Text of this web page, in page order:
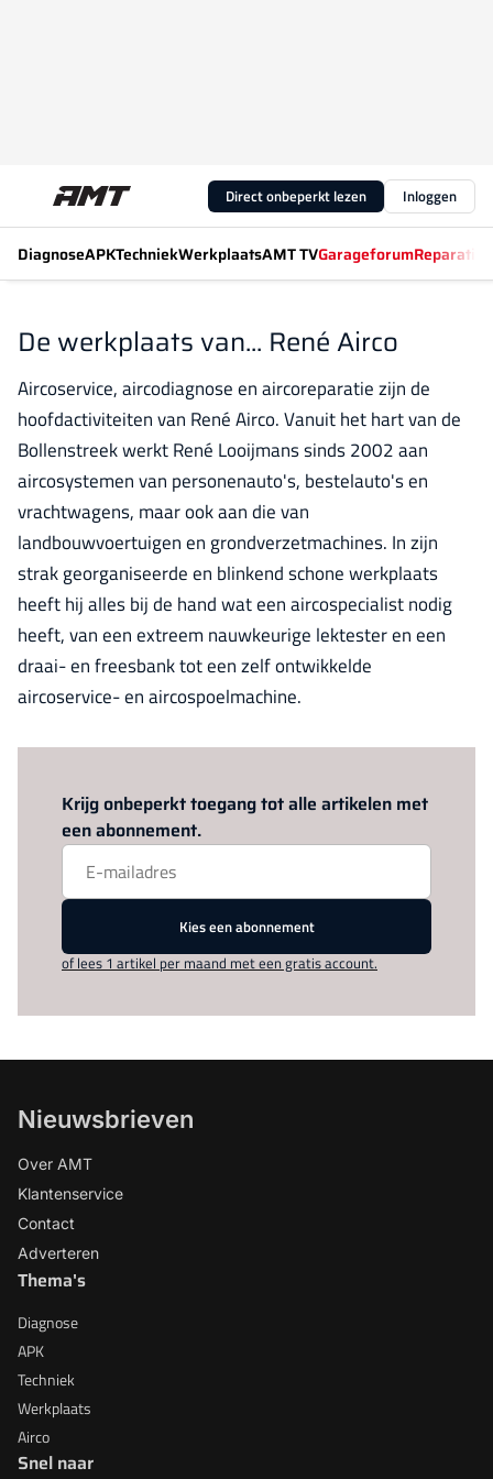
Direct onbeperkt lezen Inloggen
DiagnoseAPKTechniekWerkplaatsAMT TVGarageforum
De werkplaats van... René Airco
Aircoservice, aircodiagnose en aircoreparatie zijn de
hoofdactiviteiten van René Airco. Vanuit het hart van de
Bollenstreek werkt René Looijmans sinds 2002 aan
aircosystemen van personenauto's, bestelauto's en
vrachtwagens, maar ook aan die van
landbouwvoertuigen en grondverzetmachines. In zijn
strak georganiseerde en blinkend schone werkplaats
heeft hij alles bij de hand wat een aircospecialist nodig
heeft, van een extreem nauwkeurige lektester en een
draai- en freesbank tot een zelf ontwikkelde
aircoservice- en aircospoelmachine.
Krijg onbeperkt toegang tot alle artikelen met
een abonnement.
Kies een abonnement
of lees 1 artikel per maand met een gratis account.
Nieuwsbrieven
Over AMT
Klantenservice
Contact
Adverteren
Thema's
Diagnose
APK
Techniek
Werkplaats
Airco
Snel naar